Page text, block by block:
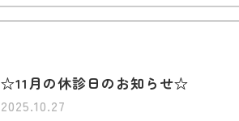
☆11月の休診日のお知らせ☆
2025.10.27